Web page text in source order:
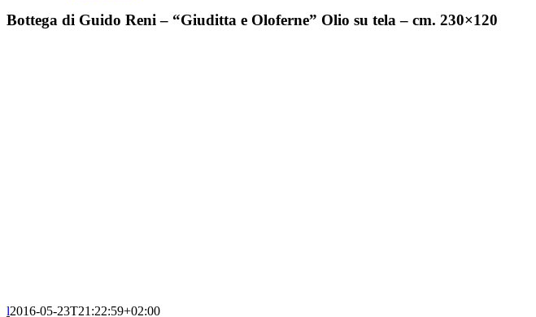
Bottega di Guido Reni – “Giuditta e Oloferne” Olio su tela – cm. 230×120
l2016-05-23T21:22:59+02:00